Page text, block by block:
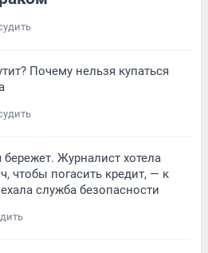
Почему нельзя купаться
Журналист хотела
чтобы погасить кредит, — к
служба безопасности